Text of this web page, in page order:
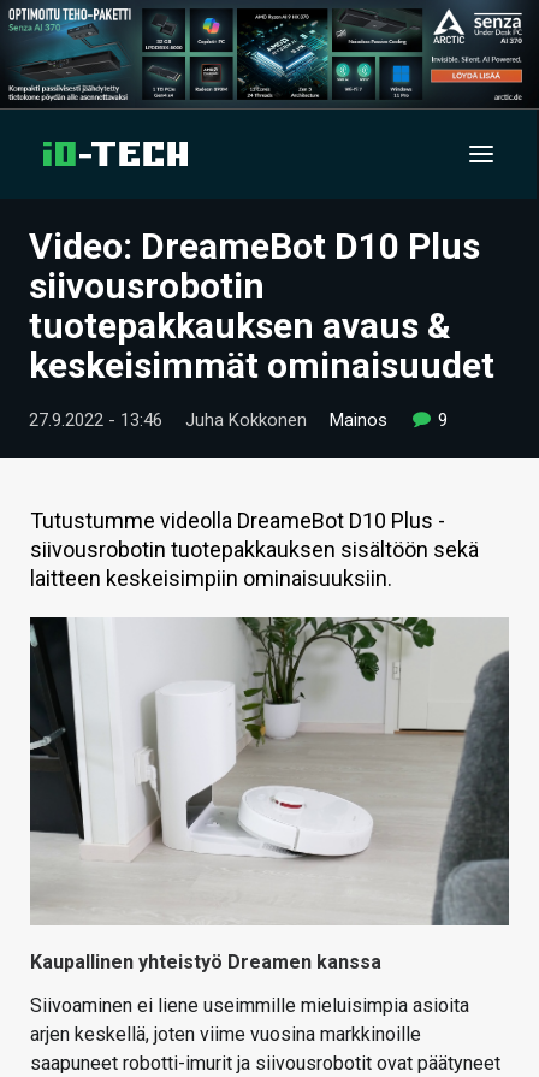
UUTISET
ARTIKKELIT
VIDEOT
TECHBBS
HINTA.FI
KAUPPA
VAIHDA TEEMA
HAKU
Video: DreameBot D10 Plus
siivousrobotin
tuotepakkauksen avaus &
keskeisimmät ominaisuudet
27.9.2022 - 13:46 Juha Kokkonen Mainos 9
Tutustumme videolla DreameBot D10 Plus -
siivousrobotin tuotepakkauksen sisältöön sekä
laitteen keskeisimpiin ominaisuuksiin.
Kaupallinen yhteistyö Dreamen kanssa
Siivoaminen ei liene useimmille mieluisimpia asioita
arjen keskellä, joten viime vuosina markkinoille
saapuneet robotti-imurit ja siivousrobotit ovat päätyneet